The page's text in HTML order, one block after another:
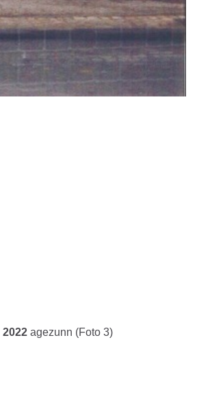
2022 agezunn (Foto 3)